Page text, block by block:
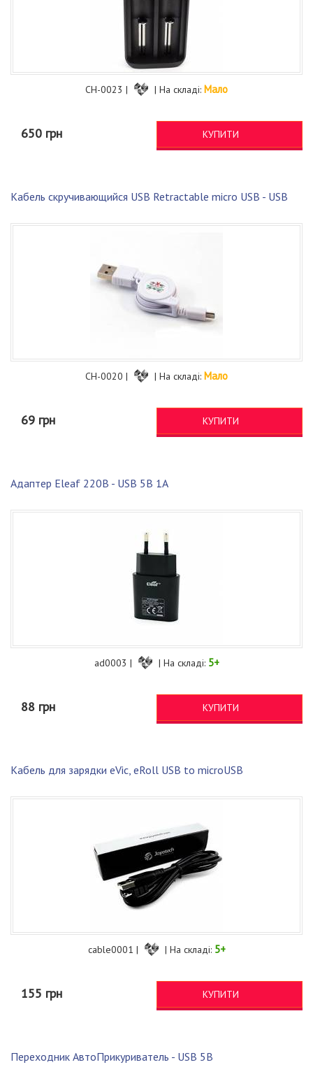
CH-0023 | | На складі: Мало
650 грн КУПИТИ
Кабель скручивающийся USB Retractable micro USB - USB
CH-0020 | | На складі: Мало
69 грн КУПИТИ
Адаптер Eleaf 220В - USB 5В 1A
ad0003 | | На складі: 5+
88 грн КУПИТИ
Кабель для зарядки eVic, eRoll USB to microUSB
cable0001 | | На складі: 5+
155 грн КУПИТИ
Переходник АвтоПрикуриватель - USB 5В